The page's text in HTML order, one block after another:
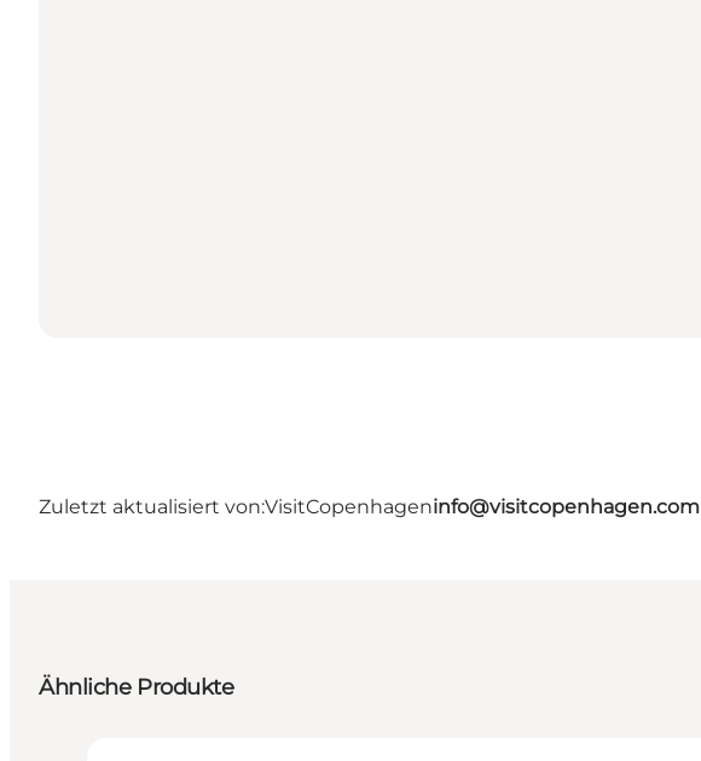
Zuletzt aktualisiert von:VisitCopenhageninfo@visitcopenhagen.com
Ähnliche Produkte